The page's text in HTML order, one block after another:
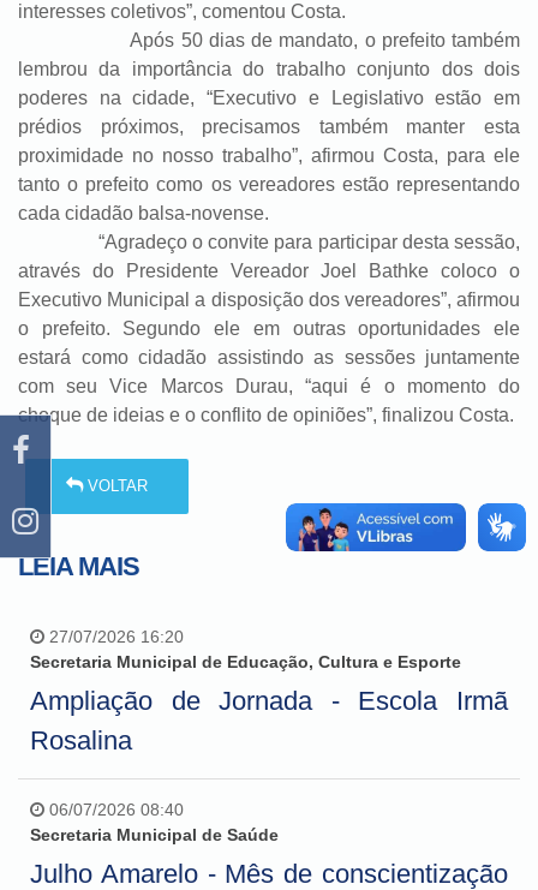
interesses coletivos”, comentou Costa.
Após 50 dias de mandato, o prefeito também
lembrou da importância do trabalho conjunto dos dois
poderes na cidade, “Executivo e Legislativo estão em
prédios próximos, precisamos também manter esta
proximidade no nosso trabalho”, afirmou Costa, para ele
tanto o prefeito como os vereadores estão representando
cada cidadão balsa-novense.
“Agradeço o convite para participar desta sessão,
através do Presidente Vereador Joel Bathke coloco o
Executivo Municipal a disposição dos vereadores”, afirmou
o prefeito. Segundo ele em outras oportunidades ele
estará como cidadão assistindo as sessões juntamente
com seu Vice Marcos Durau, “aqui é o momento do
choque de ideias e o conflito de opiniões”, finalizou Costa.
VOLTAR
LEIA MAIS
27/07/2026 16:20
Secretaria Municipal de Educação, Cultura e Esporte
Ampliação de Jornada - Escola Irmã
Rosalina
06/07/2026 08:40
Secretaria Municipal de Saúde
Julho Amarelo - Mês de conscientização